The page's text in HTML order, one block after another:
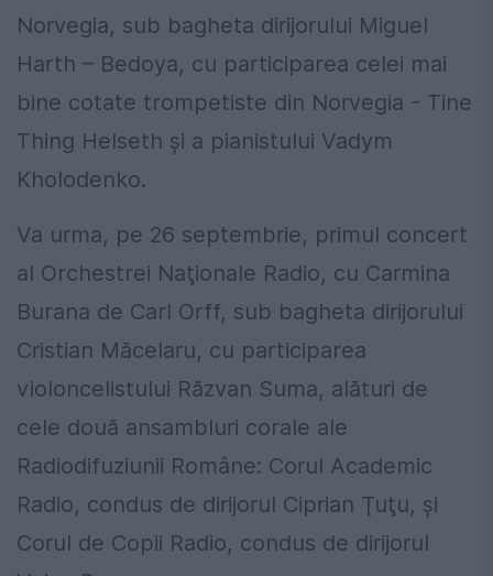
Norvegia, sub bagheta dirijorului Miguel
Harth – Bedoya, cu participarea celei mai
bine cotate trompetiste din Norvegia - Tine
Thing Helseth şi a pianistului Vadym
Kholodenko.
Va urma, pe 26 septembrie, primul concert
al Orchestrei Naţionale Radio, cu Carmina
Burana de Carl Orff, sub bagheta dirijorului
Cristian Măcelaru, cu participarea
violoncelistului Răzvan Suma, alături de
cele două ansambluri corale ale
Radiodifuziunii Române: Corul Academic
Radio, condus de dirijorul Ciprian Ţuţu, şi
Corul de Copii Radio, condus de dirijorul